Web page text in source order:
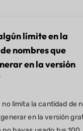
límite en la
nombres que
en la versión
no limita la cantidad de
en la versión